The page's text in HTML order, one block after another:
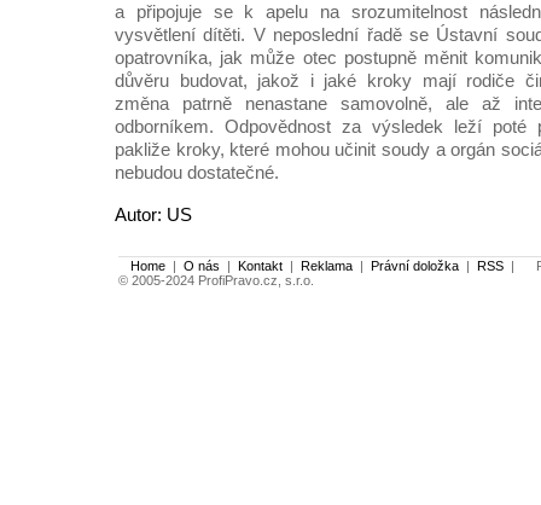
a připojuje se k apelu na srozumitelnost
vysvětlení dítěti. V neposlední řadě se Ústavní
opatrovníka, jak může otec postupně měnit
důvěru budovat, jakož i jaké kroky mají rodiče
změna patrně nenastane samovolně, ale až
odborníkem. Odpovědnost za výsledek leží poté
pakliže kroky, které mohou učinit soudy a orgán
nebudou dostatečné.
Autor: US
Home | O nás | Kontakt | Reklama | Právní doložka | RSS |
© 2005-2024 ProfiPravo.cz, s.r.o.